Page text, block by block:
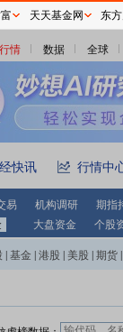
行情 数据 全球
快讯 行情中
易 机构调研
期指
大盘资金 个股
基金 港股 美股 期货
天天基金网 东